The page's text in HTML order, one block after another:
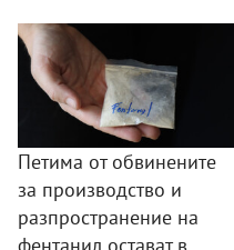
Петима от обвинените
за производство и
разпространение на